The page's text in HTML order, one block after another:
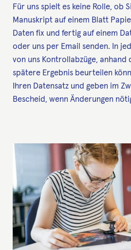
Für uns spielt es keine Rolle, ob
Manuskript auf einem Blatt
Daten fix und fertig auf einem
oder uns per Email senden. In
von uns Kontrollabzüge, anhand
spätere Ergebnis beurteilen
Ihren Datensatz und geben im
Bescheid, wenn Änderungen